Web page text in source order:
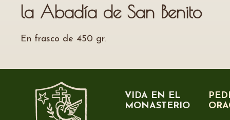
la Abadía de San Benito
En frasco de 450 gr.
VIDA EN EL
MONASTERIO